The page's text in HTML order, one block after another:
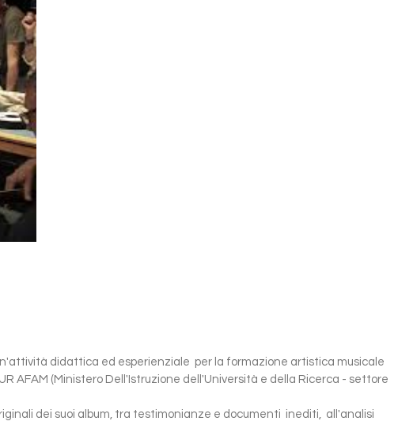
un'attività didattica ed esperienziale per la formazione artistica musicale
AFAM (Ministero Dell'Istruzione dell'Università e della Ricerca - settore
dei suoi album, tra testimonianze e documenti inediti, all'analisi